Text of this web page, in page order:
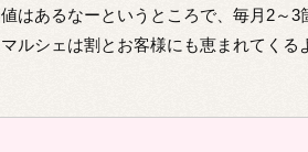
はあるなーというところで、毎月2～3
ルシェは割とお客様にも恵まれてくる